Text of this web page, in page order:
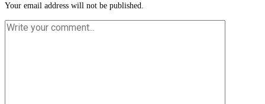
Your email address will not be published.